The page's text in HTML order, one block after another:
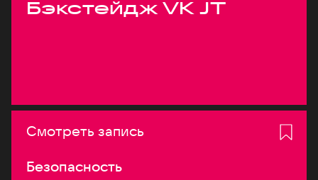
Бэкстейдж VK JT
Смотреть запись
Безопасность